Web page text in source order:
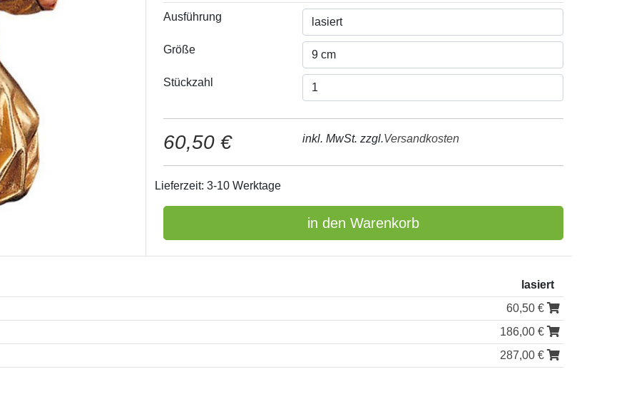
Ausführung
Größe
Stückzahl
60,50 € inkl. MwSt. zzgl.Versandkosten
Lieferzeit: 3-10 Werktage
in den Warenkorb
lasiert
60,50 €
186,00 €
287,00 €